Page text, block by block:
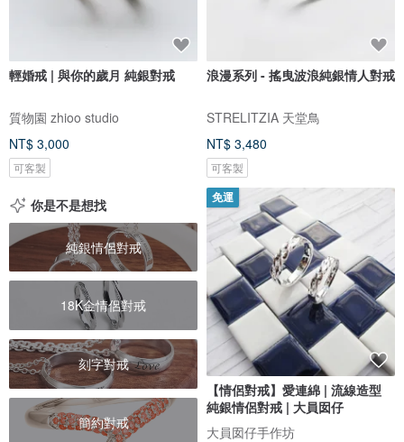
輕婚戒 | 與你的歲月 純銀對戒
質物園 zhioo studio
NT$ 3,000
可客製
浪漫系列 - 搖曳波浪純銀情人對戒
STRELITZIA 天堂鳥
NT$ 3,480
可客製
你是不是想找
純銀情侶對戒
18K金情侶對戒
刻字對戒
簡約對戒
免運
【情侶對戒】愛連綿 | 流線造型
純銀情侶對戒 | 大員囡仔
大員囡仔手作坊